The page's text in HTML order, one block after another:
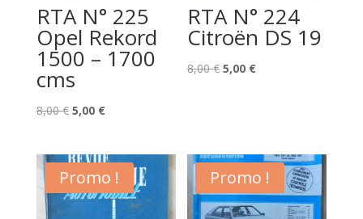
RTA N° 225
Opel Rekord
1500 – 1700
cms
8,00€ Le
initial
était :
8,00 €.
5,00 €Le
actuel
est :
5,00 €.
RTA N° 224
Citroën DS 19
8,00€ Le
8,00 €.
5,00 €Le
5,00 €.
Promo ! Promo !